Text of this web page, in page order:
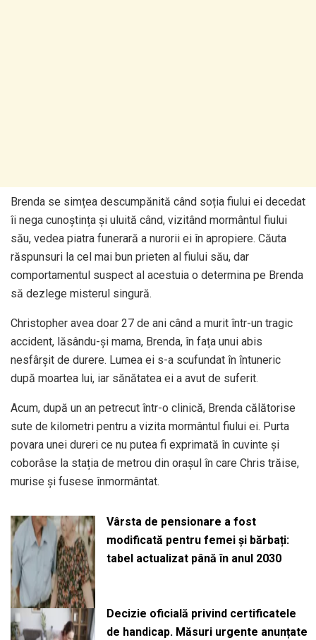
Brenda se simțea descumpănită când soția fiului ei decedat
îi nega cunoștința și uluită când, vizitând mormântul fiului
său, vedea piatra funerară a nurorii ei în apropiere. Căuta
răspunsuri la cel mai bun prieten al fiului său, dar
comportamentul suspect al acestuia o determina pe Brenda
să dezlege misterul singură.
Christopher avea doar 27 de ani când a murit într-un tragic
accident, lăsându-și mama, Brenda, în fața unui abis
nesfârșit de durere. Lumea ei s-a scufundat în întuneric
după moartea lui, iar sănătatea ei a avut de suferit.
Acum, după un an petrecut într-o clinică, Brenda călătorise
sute de kilometri pentru a vizita mormântul fiului ei. Purta
povara unei dureri ce nu putea fi exprimată în cuvinte și
coborâse la stația de metrou din orașul în care Chris trăise,
murise și fusese înmormântat.
Vârsta de pensionare a fost
modificată pentru femei și bărbați:
tabel actualizat până în anul 2030
Decizie oficială privind certificatele
de handicap. Măsuri urgente anunțate